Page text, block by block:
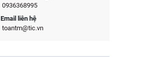
0936368995
Email liên hệ
toantm@tic.vn